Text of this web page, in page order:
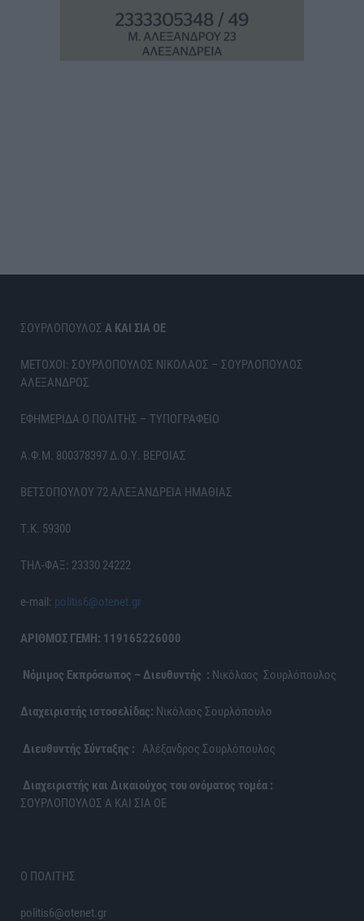
ΣΟΥΡΛΟΠΟΥΛΟΣ Α ΚΑΙ ΣΙΑ ΟΕ
ΜΕΤΟΧΟΙ: ΣΟΥΡΛΟΠΟΥΛΟΣ ΝΙΚΟΛΑΟΣ – ΣΟΥΡΛΟΠΟΥΛΟΣ
ΑΛΕΞΑΝΔΡΟΣ
ΕΦΗΜΕΡΙΔΑ Ο ΠΟΛΙΤΗΣ – ΤΥΠΟΓΡΑΦΕΙΟ
Α.Φ.Μ. 800378397 Δ.Ο.Υ. ΒΕΡΟΙΑΣ
ΒΕΤΣΟΠΟΥΛΟΥ 72 ΑΛΕΞΑΝΔΡΕΙΑ ΗΜΑΘΙΑΣ
Τ.Κ. 59300
ΤΗΛ-ΦΑΞ: 23330 24222
e-mail: politis6@otenet.gr
ΑΡΙΘΜΟΣ ΓΕΜΗ: 119165226000
Νόμιμος Εκπρόσωπος – Διευθυντής : Νικόλαος Σουρλόπουλος
Διαχειριστής ιστοσελίδας: Νικόλαος Σουρλόπουλο
Διευθυντής Σύνταξης : Αλέξανδρος Σουρλόπουλος
Διαχειριστής και Δικαιούχος του ονόματος τομέα :
ΣΟΥΡΛΟΠΟΥΛΟΣ Α ΚΑΙ ΣΙΑ ΟΕ
Ο ΠΟΛΙΤΗΣ
politis6@otenet.gr